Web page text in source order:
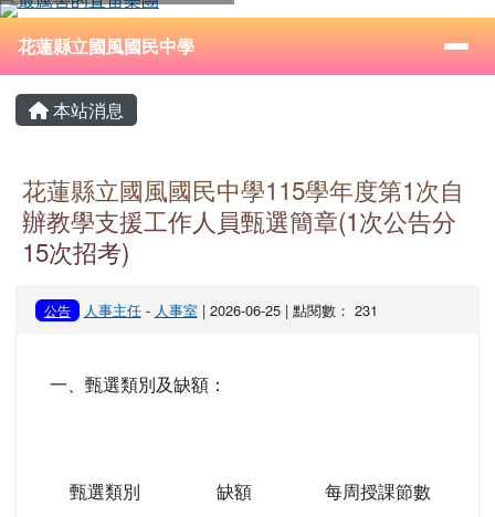
跳至主內容區
花蓮縣立國風國民中學
⏸
導覽列
花蓮縣立國風國民中學
主內容區域
本站消息
花蓮縣立國風國民中學115學年度第1次自
辦教學支援工作人員甄選簡章(1次公告分
15次招考)
公告 人事主任- 人事室 | 2026-06-25 | 點閱數： 231
一、甄選類別及缺額：
甄選類別 缺額 每周授課節數
頁尾區域